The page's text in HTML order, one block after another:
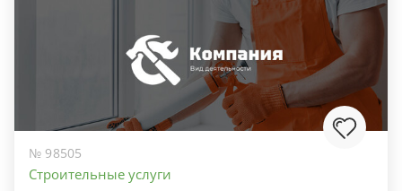
№ 98505
Строительные услуги